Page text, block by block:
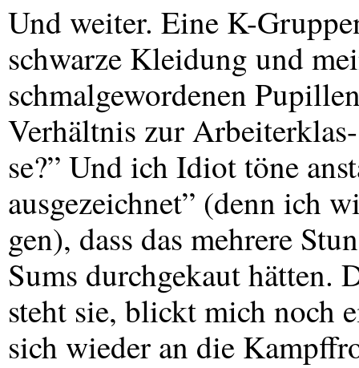
Und weiter. Eine K-
schwarze Kleidung und
schmalgewordenen
Verhältnis zur Arbeiterklas-
se?” Und ich Idiot töne
ausgezeichnet” (denn ich
gen), dass das mehrere
Sums durchgekaut hätten.
steht sie, blickt mich noch
sich wieder an die